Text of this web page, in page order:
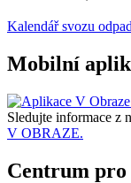
Kalendář svozu
Mobilní
Sledujte informace z
V OBRAZE.
Centrum